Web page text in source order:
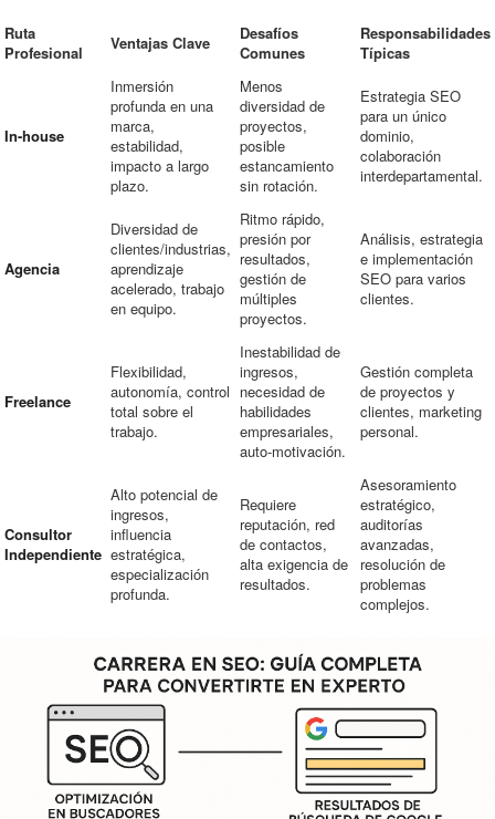
Ruta
Profesional
Ventajas Clave
Desafíos
Comunes
Responsabilidades
Típicas
In-house
Inmersión
profunda en una
marca,
estabilidad,
impacto a largo
plazo.
Menos
diversidad de
proyectos,
posible
estancamiento
sin rotación.
Estrategia SEO
para un único
dominio,
colaboración
interdepartamental.
Agencia
Diversidad de
clientes/industrias,
aprendizaje
acelerado, trabajo
en equipo.
Ritmo rápido,
presión por
resultados,
gestión de
múltiples
proyectos.
Análisis, estrategia
e implementación
SEO para varios
clientes.
Freelance
Flexibilidad,
autonomía, control
total sobre el
trabajo.
Inestabilidad de
ingresos,
necesidad de
habilidades
empresariales,
auto-motivación.
Gestión completa
de proyectos y
clientes, marketing
personal.
Consultor
Independiente
Alto potencial de
ingresos,
influencia
estratégica,
especialización
profunda.
Requiere
reputación, red
de contactos,
alta exigencia de
resultados.
Asesoramiento
estratégico,
auditorías
avanzadas,
resolución de
problemas
complejos.